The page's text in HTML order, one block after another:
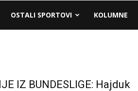
OSTALI SPORTOVI KOLUMNE
IZ BUNDESLIGE: Hajduk